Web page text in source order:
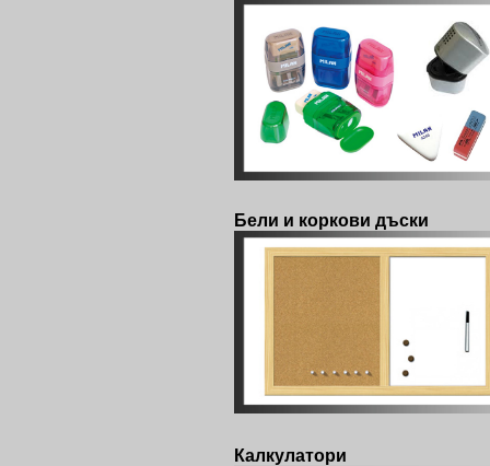
Бели и коркови дъски
Калкулатори